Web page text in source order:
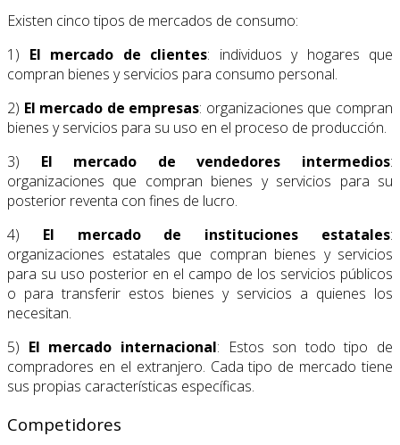
Existen cinco tipos de mercados de consumo:
1) El mercado de clientes: individuos y hogares que
compran bienes y servicios para consumo personal.
2) El mercado de empresas: organizaciones que compran
bienes y servicios para su uso en el proceso de producción.
3) El mercado de vendedores intermedios:
organizaciones que compran bienes y servicios para su
posterior reventa con fines de lucro.
4) El mercado de instituciones estatales:
organizaciones estatales que compran bienes y servicios
para su uso posterior en el campo de los servicios públicos
o para transferir estos bienes y servicios a quienes los
necesitan.
5) El mercado internacional: Estos son todo tipo de
compradores en el extranjero. Cada tipo de mercado tiene
sus propias características específicas.
Competidores